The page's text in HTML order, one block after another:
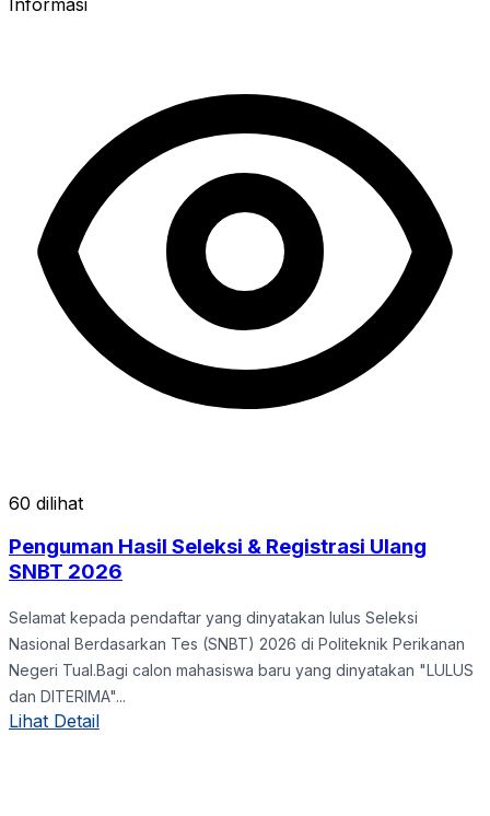
60 dilihat
Penguman Hasil Seleksi & Registrasi Ulang
SNBT 2026
Selamat kepada pendaftar yang dinyatakan lulus Seleksi
Nasional Berdasarkan Tes (SNBT) 2026 di Politeknik Perikanan
Negeri Tual.Bagi calon mahasiswa baru yang dinyatakan "LULUS
dan DITERIMA"...
Lihat Detail